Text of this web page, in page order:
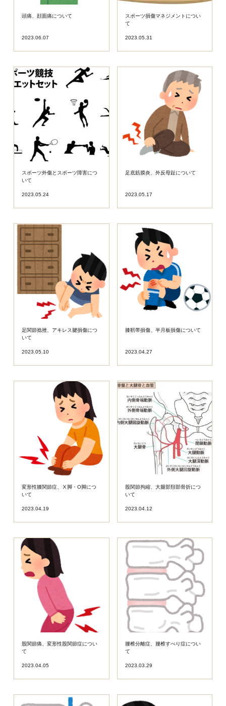
頭痛、顔面痛について
2023.06.07
スポーツ損傷マネジメントについ
て
2023.05.31
スポーツ外傷とスポーツ障害につ
いて
2023.05.24
足底筋膜炎、外反母趾について
2023.05.17
足関節捻挫、アキレス腱損傷につ
いて
2023.05.10
膝靭帯損傷、半月板損傷について
2023.04.27
変形性膝関節症、Ⅹ脚・O脚につ
いて
2023.04.19
股関節拘縮、大腿部頚部骨折につ
いて
2023.04.12
股関節痛、変形性股関節症につい
て
2023.04.05
腰椎分離症、腰椎すべり症につい
て
2023.03.29